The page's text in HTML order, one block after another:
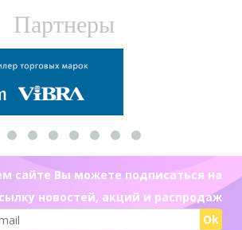
Партнеры
сайте Вы можете подписаться на
новостей, акций и распродаж
Ok